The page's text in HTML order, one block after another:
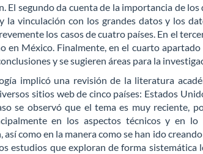
El segundo da cuenta de la importancia de
la vinculación con los grandes datos y los
los casos de cuatro países. En el
en México. Finalmente, en el cuarto
y se sugieren áreas para la
implicó una revisión de la literatura
sitios web de cinco países: Estados
se observó que el tema es muy reciente,
en los aspectos técnicos y en
así como en la manera como se han ido
estudios que exploran de forma sistemática